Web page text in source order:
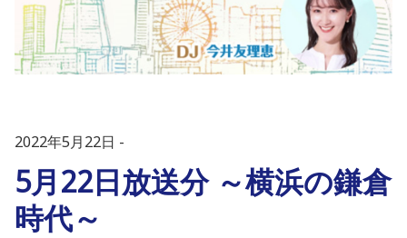
2022年5月22日
5月22日放送分 ～横浜の鎌倉
時代～